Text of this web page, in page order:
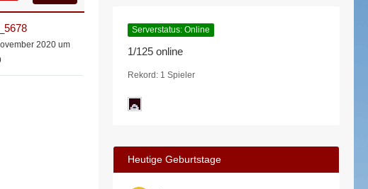
2020 um
Serverstatus: Online
1/125 online
Rekord: 1 Spieler
Heutige Geburtstage